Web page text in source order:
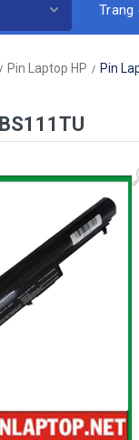
Trang
Pin Laptop HP Pin